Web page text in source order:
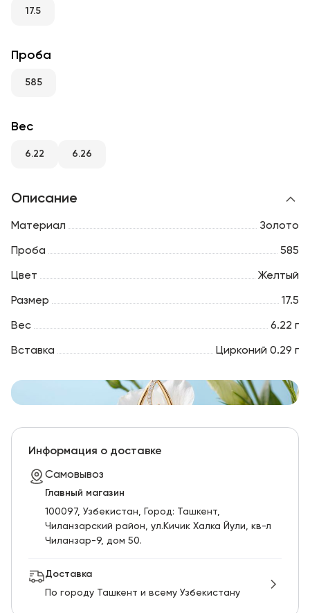
RU
17.5
Проба
585
Вес
6.22 6.26
Описание
Материал Золото
Проба 585
Цвет Желтый
Размер 17.5
Вес 6.22 г
Вставка Цирконий 0.29 г
Информация о доставке
Самовывоз
Главный магазин
100097, Узбекистан, Город: Ташкент,
Чиланзарский pайон, ул.Кичик Халка Йули, кв-л
Чиланзар-9, дом 50.
Доставка
По городу Ташкент и всему Узбекистану